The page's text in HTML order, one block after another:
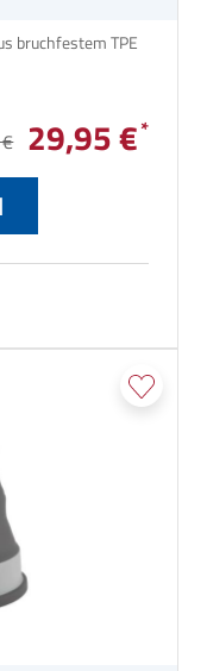
bruchfestem TPE
29,95 €